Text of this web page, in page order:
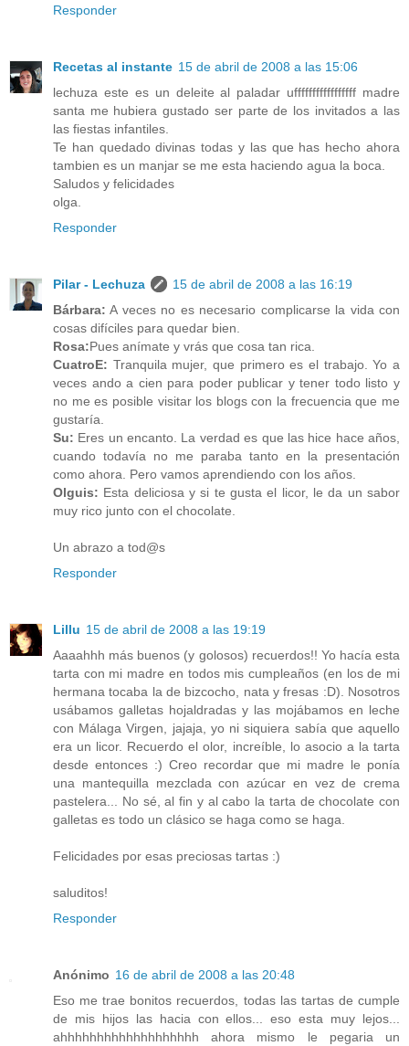
Responder
Recetas al instante 15 de abril de 2008 a las 15:06
lechuza este es un deleite al paladar ufffffffffffffffff madre
santa me hubiera gustado ser parte de los invitados a las
las fiestas infantiles.
Te han quedado divinas todas y las que has hecho ahora
tambien es un manjar se me esta haciendo agua la boca.
Saludos y felicidades
olga.
Responder
Pilar - Lechuza
15 de abril de 2008 a las 16:19
Bárbara: A veces no es necesario complicarse la vida con
cosas difíciles para quedar bien.
Rosa:Pues anímate y vrás que cosa tan rica.
CuatroE: Tranquila mujer, que primero es el trabajo. Yo a
veces ando a cien para poder publicar y tener todo listo y
no me es posible visitar los blogs con la frecuencia que me
gustaría.
Su: Eres un encanto. La verdad es que las hice hace años,
cuando todavía no me paraba tanto en la presentación
como ahora. Pero vamos aprendiendo con los años.
Olguis: Esta deliciosa y si te gusta el licor, le da un sabor
muy rico junto con el chocolate.
Un abrazo a tod@s
Responder
Lillu 15 de abril de 2008 a las 19:19
Aaaahhh más buenos (y golosos) recuerdos!! Yo hacía esta
tarta con mi madre en todos mis cumpleaños (en los de mi
hermana tocaba la de bizcocho, nata y fresas :D). Nosotros
usábamos galletas hojaldradas y las mojábamos en leche
con Málaga Virgen, jajaja, yo ni siquiera sabía que aquello
era un licor. Recuerdo el olor, increíble, lo asocio a la tarta
desde entonces :) Creo recordar que mi madre le ponía
una mantequilla mezclada con azúcar en vez de crema
pastelera... No sé, al fin y al cabo la tarta de chocolate con
galletas es todo un clásico se haga como se haga.
Felicidades por esas preciosas tartas :)
saluditos!
Responder
Anónimo 16 de abril de 2008 a las 20:48
Eso me trae bonitos recuerdos, todas las tartas de cumple
de mis hijos las hacia con ellos... eso esta muy lejos...
ahhhhhhhhhhhhhhhhhhh ahora mismo le pegaria un